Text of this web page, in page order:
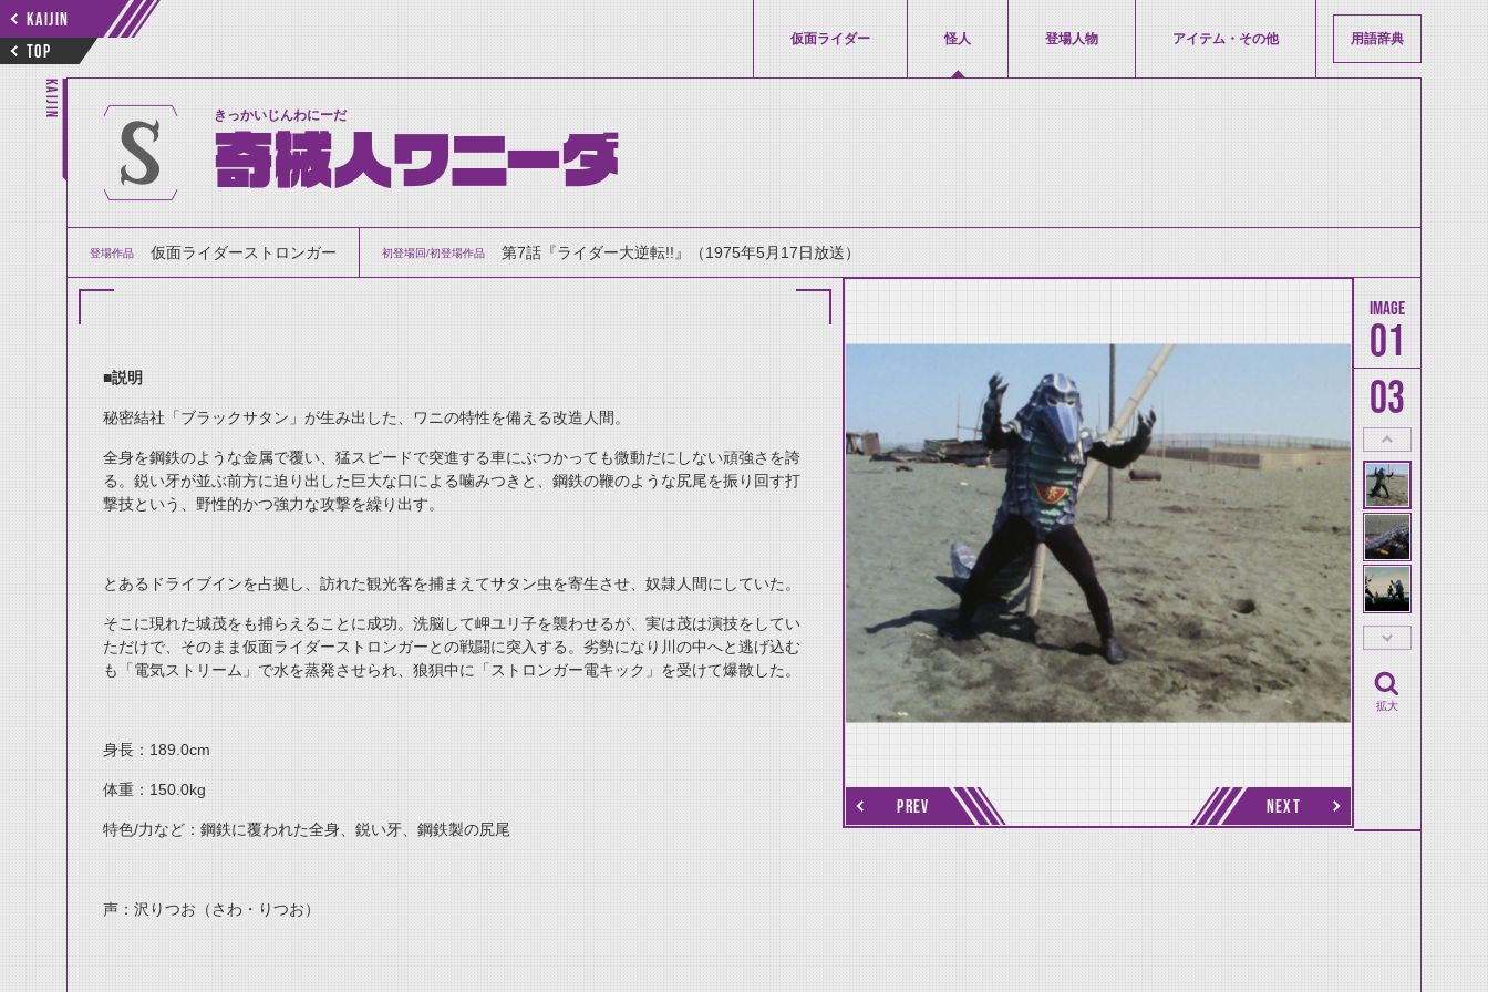
KAIJIN
TOP
仮面ライダー 怪人 登場人物 アイテム・その他 用語辞典
KAIJIN きっかいじんわにーだ
奇械人ワニーダ
登場作品 仮面ライダーストロンガー 初登場回/初登場作品 第7話『ライダー大逆転!!』（1975年5月17日放送）
■説明
秘密結社「ブラックサタン」が生み出した、ワニの特性を備える改造人間。
全身を鋼鉄のような金属で覆い、猛スピードで突進する車にぶつかっても微動だにしない頑強さを誇
る。鋭い牙が並ぶ前方に迫り出した巨大な口による噛みつきと、鋼鉄の鞭のような尻尾を振り回す打
撃技という、野性的かつ強力な攻撃を繰り出す。
とあるドライブインを占拠し、訪れた観光客を捕まえてサタン虫を寄生させ、奴隷人間にしていた。
そこに現れた城茂をも捕らえることに成功。洗脳して岬ユリ子を襲わせるが、実は茂は演技をしてい
ただけで、そのまま仮面ライダーストロンガーとの戦闘に突入する。劣勢になり川の中へと逃げ込む
も「電気ストリーム」で水を蒸発させられ、狼狽中に「ストロンガー電キック」を受けて爆散した。
身長：189.0cm
体重：150.0kg
特色/力など：鋼鉄に覆われた全身、鋭い牙、鋼鉄製の尻尾
声：沢りつお（さわ・りつお）
PREV NEXT
01
03
thumbnail Prev
thumbnail Next
拡大